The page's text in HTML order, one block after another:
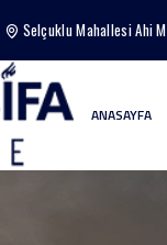
Selçuklu Mahallesi Ahi
ANASAYFA